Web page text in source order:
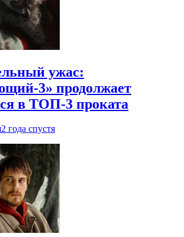
ужас:
3» продолжает
в ТОП-3 проката
2 года спустя